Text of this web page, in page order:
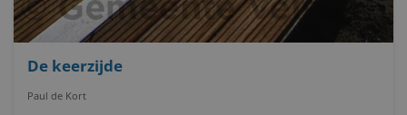
De keerzijde
Paul de Kort